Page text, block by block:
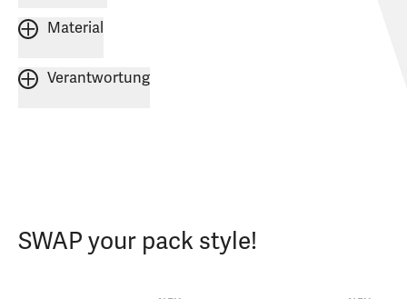
Material
Verantwortung
SWAP your pack style!